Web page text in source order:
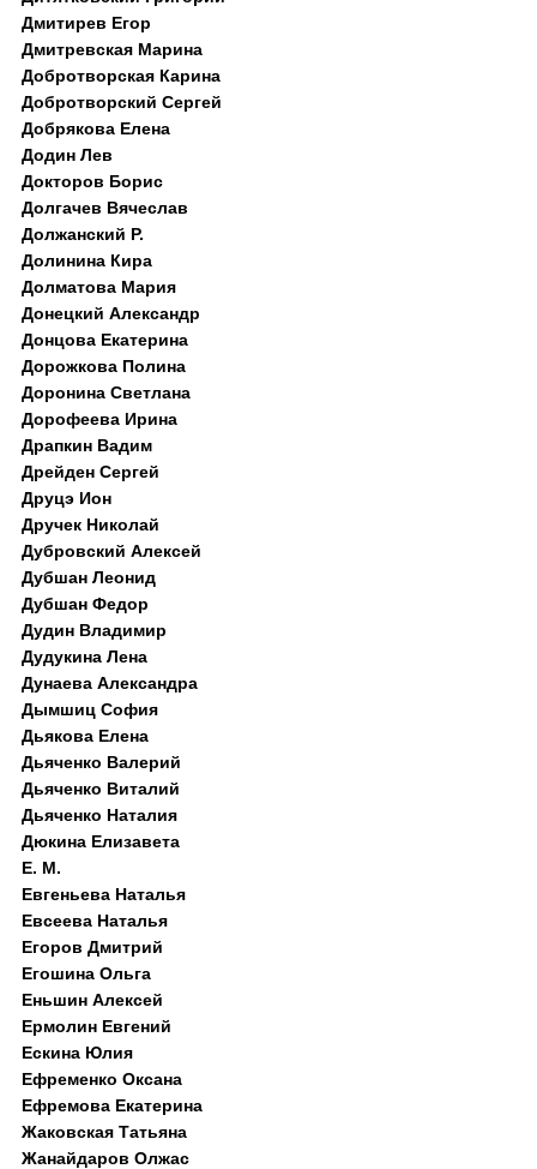
Дмитирев Егор
Дмитревская Марина
Добротворская Карина
Добротворский Сергей
Добрякова Елена
Додин Лев
Докторов Борис
Долгачев Вячеслав
Должанский Р.
Долинина Кира
Долматова Мария
Донецкий Александр
Донцова Екатерина
Дорожкова Полина
Доронина Светлана
Дорофеева Ирина
Драпкин Вадим
Дрейден Сергей
Друцэ Ион
Дручек Николай
Дубровский Алексей
Дубшан Леонид
Дубшан Федор
Дудин Владимир
Дудукина Лена
Дунаева Александра
Дымшиц София
Дьякова Елена
Дьяченко Валерий
Дьяченко Виталий
Дьяченко Наталия
Дюкина Елизавета
Е. М.
Евгеньева Наталья
Евсеева Наталья
Егоров Дмитрий
Егошина Ольга
Еньшин Алексей
Ермолин Евгений
Ескина Юлия
Ефременко Оксана
Ефремова Екатерина
Жаковская Татьяна
Жанайдаров Олжас